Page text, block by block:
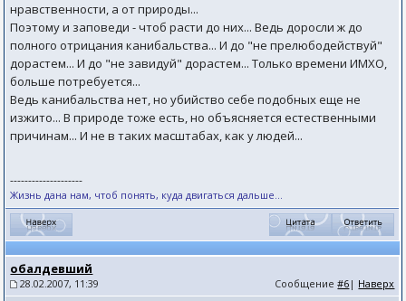
нравственности, а от природы...
Поэтому и заповеди - чтоб расти до них... Ведь доросли ж до
полного отрицания канибальства... И до "не прелюбодействуй"
дорастем... И до "не завидуй" дорастем... Только времени ИМХО,
больше потребуется...
Ведь канибальства нет, но убийство себе подобных еще не
изжито... В природе тоже есть, но объясняется естественными
причинам... И не в таких масштабах, как у людей...
--------------------
Жизнь дана нам, чтоб понять, куда двигаться дальше...
обалдевший
28.02.2007, 11:39 Сообщение#6 | Наверх